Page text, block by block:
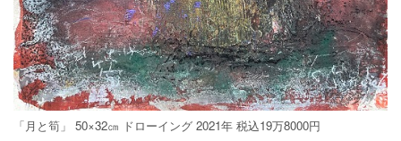
「月と筍」 50×32㎝ ドローイング 2021年 税込19万8000円